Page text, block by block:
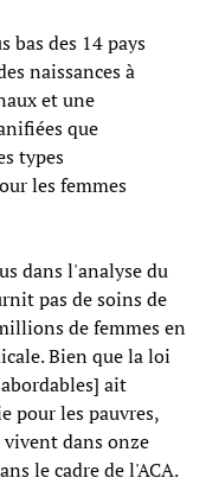
bas des 14 pays
naissances à
et une
que
types
les femmes
dans l'analyse du
pas de soins de
de femmes en
Bien que la loi
ait
pour les pauvres,
dans onze
le cadre de l'ACA.